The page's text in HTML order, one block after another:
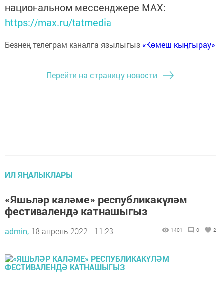
национальном мессенджере MАХ:
https://max.ru/tatmedia
Безнең телеграм каналга язылыгыз «Көмеш кыңгырау»
Перейти на страницу новости
ИЛ ЯҢАЛЫКЛАРЫ
«Яшьләр каләме» республикакүләм
фестивалендә катнашыгыз
admin, 18 апрель 2022 - 11:23 1401 0 2